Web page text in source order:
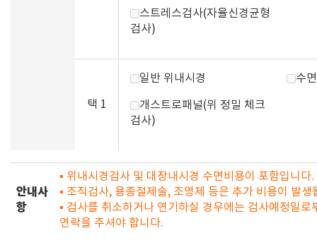
스트레스검사(자율신경균형
검사)
택 1
일반 위내시경 수
개스트로패널(위 정밀 체크
검사)
안내사
항
▪ 위내시경검사 및 대장내시경 수면비용이 포함입니다
▪ 조직검사, 용종절제술, 조영제 등은 추가 비용이 발생
▪ 검사를 취소하거나 연기하실 경우에는 검사예정일
연락을 주셔야 합니다.